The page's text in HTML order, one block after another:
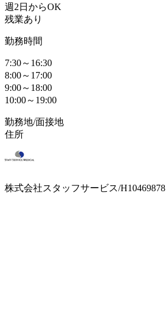
週2日からOK
残業あり
勤務時間
7:30～16:30
8:00～17:00
9:00～18:00
10:00～19:00
勤務地/面接地
住所
株式会社スタッフサービス/H10469878